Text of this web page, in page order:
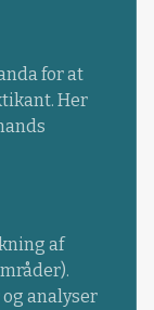
for at
Her
af
analyser